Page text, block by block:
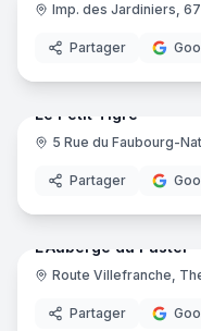
Imp. des Jardiniers,
Partager
Le Petit Tigre
5 Rue du Faubourg-
Partager
L'Auberge du Pastel
Route Villefranche,
Partager